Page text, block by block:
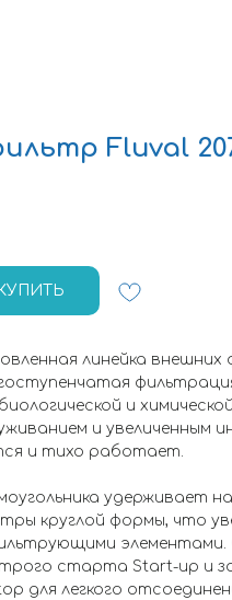
Fluval
линейка внешних
и
и увеличенным
и тихо работает.
удерживает
круглой формы, что
старта Start-up и
для легкого